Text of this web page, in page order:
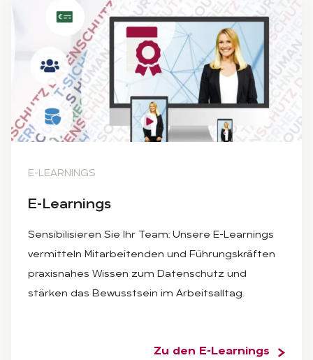
E-LEARNINGS
E-Lear­nings
Sensibilisieren Sie Ihr Team: Unsere E-Learnings
vermitteln Mitarbeitenden und Führungskräften
praxisnahes Wissen zum Datenschutz und
stärken das Bewusstsein im Arbeitsalltag.
Zu den E-Learnings